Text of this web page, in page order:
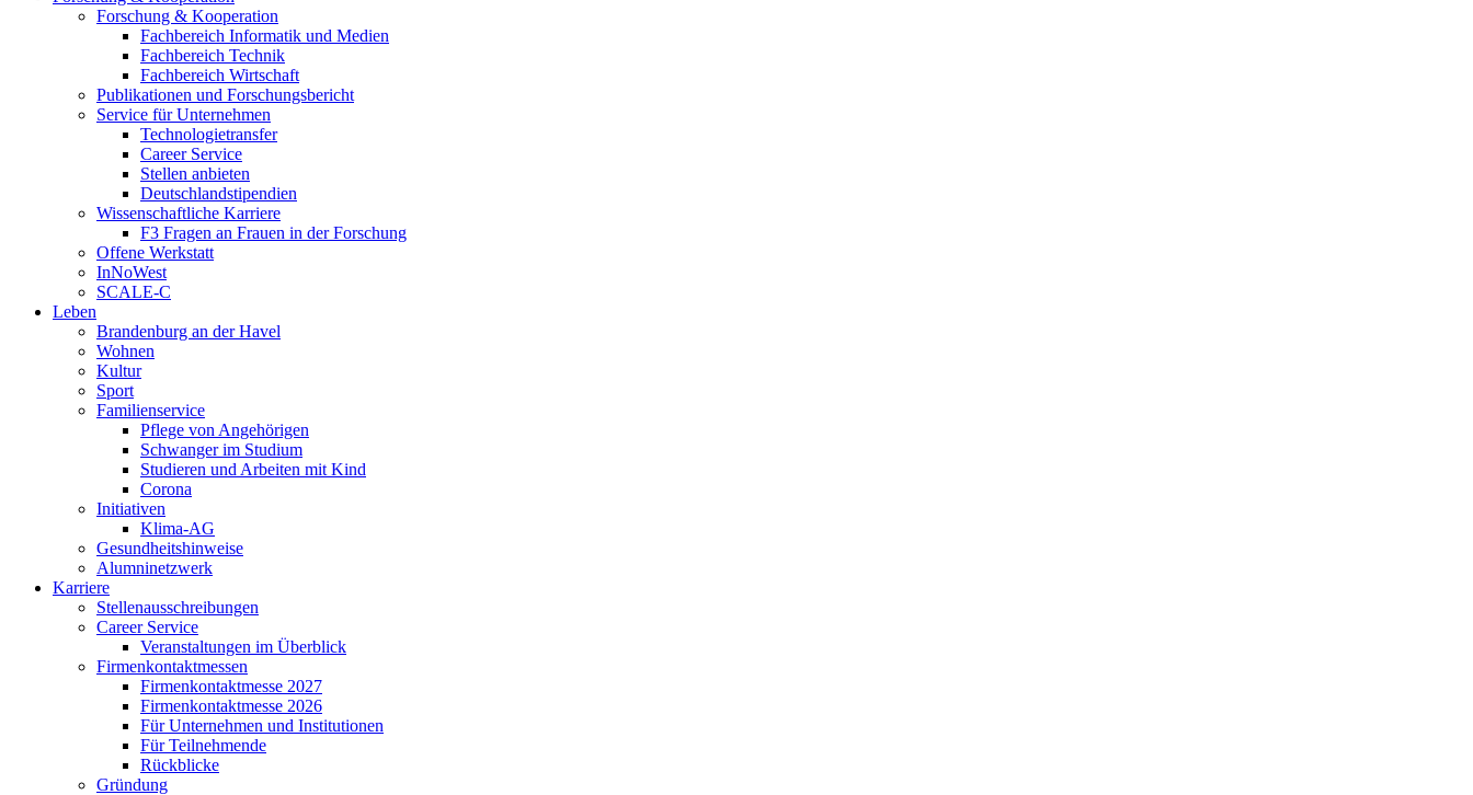
Forschung & Kooperation
Fachbereich Informatik und Medien
Fachbereich Technik
Fachbereich Wirtschaft
Publikationen und Forschungsbericht
Service für Unternehmen
Technologietransfer
Career Service
Stellen anbieten
Deutschlandstipendien
Wissenschaftliche Karriere
F3 Fragen an Frauen in der Forschung
Offene Werkstatt
InNoWest
SCALE-C
Leben
Brandenburg an der Havel
Wohnen
Kultur
Sport
Familienservice
Pflege von Angehörigen
Schwanger im Studium
Studieren und Arbeiten mit Kind
Corona
Initiativen
Klima-AG
Gesundheitshinweise
Alumninetzwerk
Karriere
Stellenausschreibungen
Career Service
Veranstaltungen im Überblick
Firmenkontaktmessen
Firmenkontaktmesse 2027
Firmenkontaktmesse 2026
Für Unternehmen und Institutionen
Für Teilnehmende
Rückblicke
Gründung